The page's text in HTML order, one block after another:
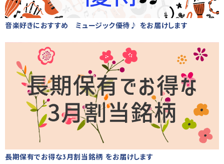
音楽好きにおすすめ ミュージック優待♪ をお届けします
長期保有でお得な3月割当銘柄 をお届けします